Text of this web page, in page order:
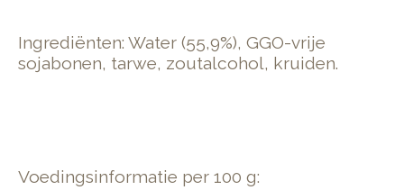
Ingrediënten: Water (55,9%), GGO-vrije
sojabonen, tarwe, zoutalcohol, kruiden.
Voedingsinformatie per 100 g: